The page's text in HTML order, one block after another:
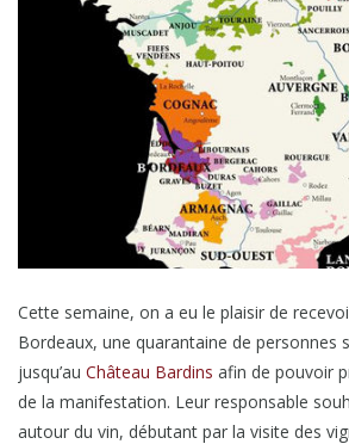
Cette semaine, on a eu le plaisir de
Bordeaux, une quarantaine de personnes
jusqu’au Château Bardins afin de pouvoir
de la manifestation. Leur responsable
autour du vin, débutant par la visite des